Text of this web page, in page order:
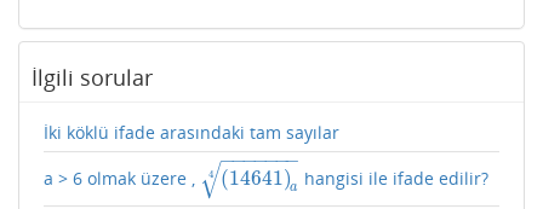
İlgili sorular
İki köklü ifade arasındaki tam sayılar
a > 6 olmak üzere ,
(14641)a
− −
−−−−−
√
4
(14641)a4 hangisi ile ifade edilir?